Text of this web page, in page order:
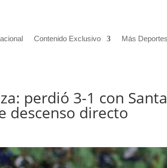
Contenido Exclusivo Más
perdió 3-1 con
descenso directo